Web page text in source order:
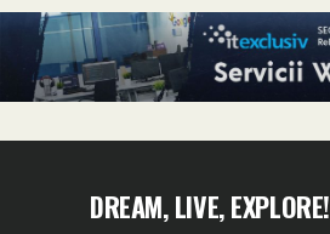
DREAM, LIVE, EXPLORE!